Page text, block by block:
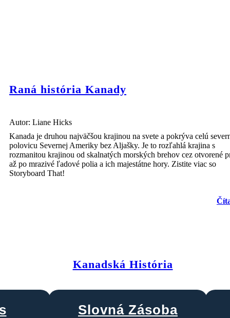
Raná história Kanady
Autor: Liane Hicks
Kanada je druhou najväčšou krajinou na svete a pokrýva celú
polovicu Severnej Ameriky bez Aljašky. Je to rozľahlá krajina s
rozmanitou krajinou od skalnatých morských brehov cez otvorené
až po mrazivé ľadové polia a ich majestátne hory. Zistite viac so
Storyboard That!
Kanadská História
Slovná Zásoba